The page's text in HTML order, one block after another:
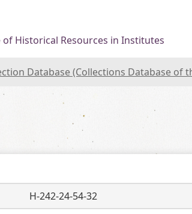
of Historical Resources in Institutes
Database (Collections Database of
H-242-24-54-32